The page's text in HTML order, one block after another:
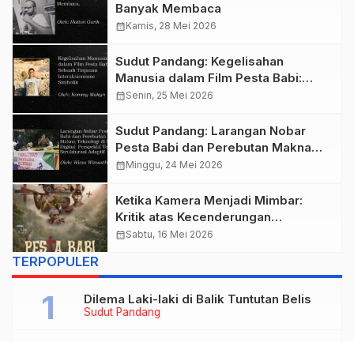
Banyak Membaca
calendar_monthKamis, 28 Mei 2026
Sudut Pandang: Kegelisahan
Manusia dalam Film Pesta Babi:
Sebuah Tinjauan Interaksionisme
calendar_monthSenin, 25 Mei 2026
Sudut Pandang: Larangan Nobar
Pesta Babi dan Perebutan Makna
Teknologi di Era Digital: Perspektif
calendar_monthMinggu, 24 Mei 2026
Ketika Kamera Menjadi Mimbar:
Kritik atas Kecenderungan
Propagandis dalam Film seperti
calendar_monthSabtu, 16 Mei 2026
TERPOPULER
Sudut Pandang
Dilema Laki-laki di Balik Tuntutan Belis